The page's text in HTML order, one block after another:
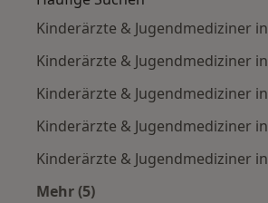
Kinderärzte & Jugendmediziner
Kinderärzte & Jugendmediziner
Kinderärzte & Jugendmediziner
Kinderärzte & Jugendmediziner
Kinderärzte & Jugendmediziner
Mehr (5)